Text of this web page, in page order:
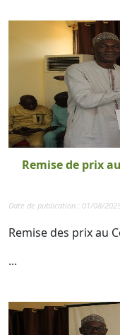
Remise de prix
Date de publication : 01/08/
Remise des prix au
...